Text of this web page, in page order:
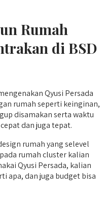
Rumah
di BSD
Qyusi Persada
rumah seperti keinginan,
disamakan serta waktu
dan juga tepat.
rumah yang selevel
rumah cluster kalian
Qyusi Persada, kalian
apa, dan juga budget bisa